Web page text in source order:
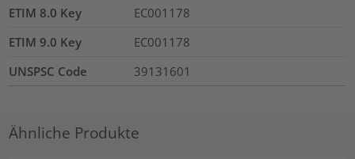
ETIM 8.0 Key
EC001178
ETIM 9.0 Key
EC001178
UNSPSC Code
39131601
Ähnliche Produkte